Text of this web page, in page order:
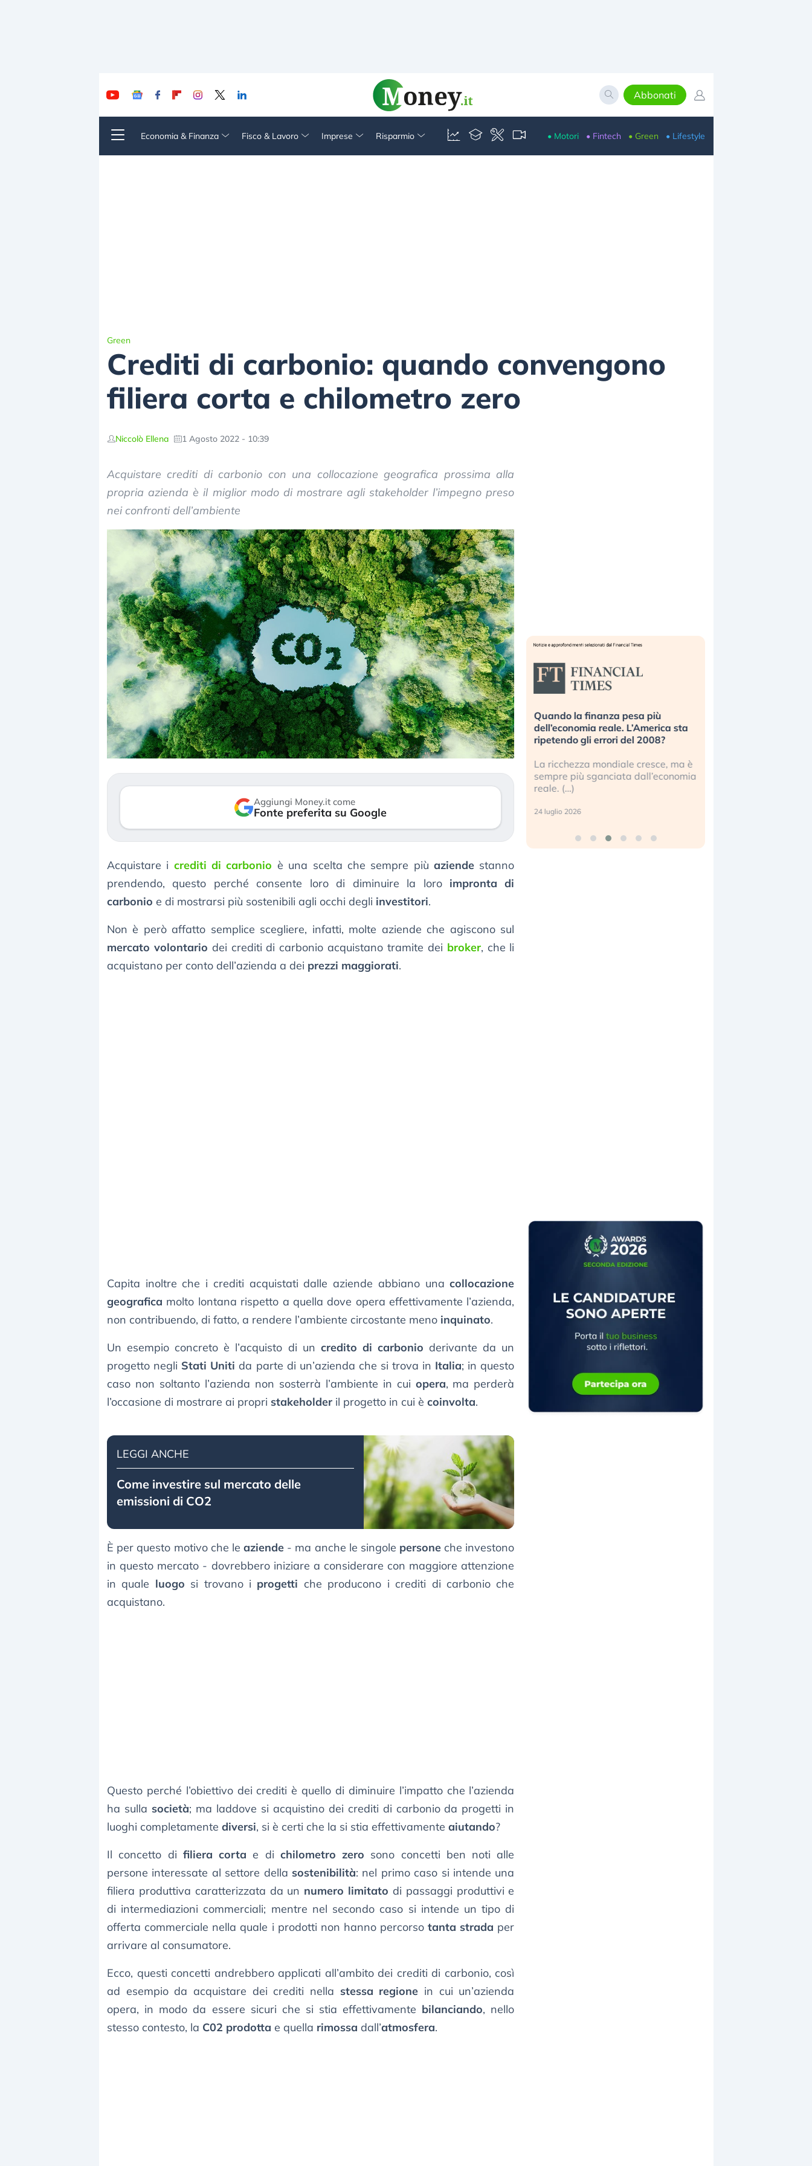
Abbonati
Economia & Finanza Fisco & Lavoro Imprese Risparmio • Motori • Fintech • Green • Lifestyle
Green
Crediti di carbonio: quando convengono
filiera corta e chilometro zero
Niccolò Ellena 1 Agosto 2022 - 10:39
Acquistare crediti di carbonio con una collocazione geografica prossima alla
propria azienda è il miglior modo di mostrare agli stakeholder l’impegno preso
nei confronti dell’ambiente
Aggiungi Money.it come
Fonte preferita su Google
Acquistare i crediti di carbonio è una scelta che sempre piùaziende stanno
prendendo, questo perché consente loro di diminuire la loro impronta di
carbonio e di mostrarsi più sostenibili agli occhi degli investitori.
Non è però affatto semplice scegliere, infatti, molte aziende che agiscono sul
mercato volontario dei crediti di carbonio acquistano tramite dei broker, che li
acquistano per conto dell’azienda a dei prezzi maggiorati.
Capita inoltre che i crediti acquistati dalle aziende abbiano unacollocazione
geografica molto lontana rispetto a quella dove opera effettivamente l’azienda,
non contribuendo, di fatto, a rendere l’ambiente circostante meno inquinato.
Un esempio concreto è l’acquisto di un credito di carbonio derivante da un
progetto negli Stati Uniti da parte di un’azienda che si trova in Italia; in questo
caso non soltanto l’azienda non sosterrà l’ambiente in cui opera, ma perderà
l’occasione di mostrare ai propri stakeholder il progetto in cui è coinvolta.
LEGGI ANCHE
Come investire sul mercato delle
emissioni di CO2
È per questo motivo che leaziende - ma anche le singole persone che investono
in questo mercato - dovrebbero iniziare a considerare con maggiore attenzione
in quale luogo si trovano i progetti che producono i crediti di carbonio che
acquistano.
Questo perché l’obiettivo dei crediti è quello di diminuire l’impatto che l’azienda
ha sulla società; ma laddove si acquistino dei crediti di carbonio da progetti in
luoghi completamente diversi, si è certi che la si stia effettivamente aiutando?
Il concetto di filiera corta e di chilometro zero sono concetti ben noti alle
persone interessate al settore della sostenibilità: nel primo caso si intende una
filiera produttiva caratterizzata da un numero limitato di passaggi produttivi e
di intermediazioni commerciali; mentre nel secondo caso si intende un tipo di
offerta commerciale nella quale i prodotti non hanno percorsotanta strada per
arrivare al consumatore.
Ecco, questi concetti andrebbero applicati all’ambito dei crediti di carbonio, così
ad esempio da acquistare dei crediti nella stessa regione in cui un’azienda
opera, in modo da essere sicuri che si stia effettivamente bilanciando, nello
stesso contesto, la C02 prodotta e quella rimossa dall’atmosfera.
Dalle valutazioni estreme alla
correzione. Cosa sta guidando il
repricing degli asset?
mostrando segni di stanchezza
verso le (…)
«La mia vita è rovinata». Investitori
in preda al panico dopo lo scoppio
della bolla AI
Kospi, mentre gli investitori retail (…)
30 luglio 2026
Quando la finanza pesa più
dell’economia reale. L’America sta
ripetendo gli errori del 2008?
La ricchezza mondiale cresce, ma è
sempre più sganciata dall’economia
reale. (…)
24 luglio 2026